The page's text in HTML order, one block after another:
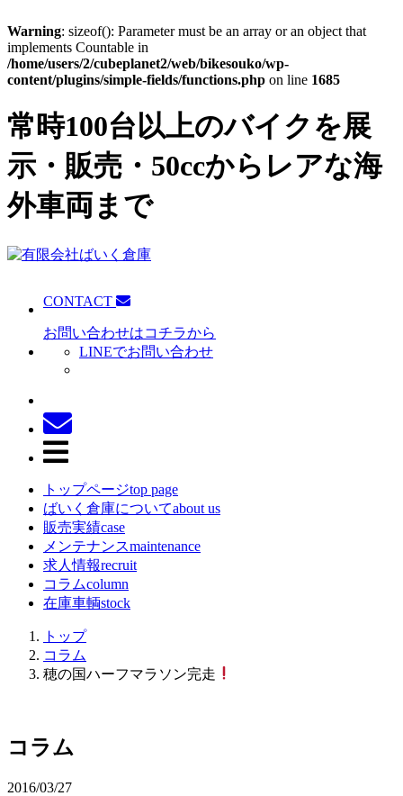
Warning: sizeof(): Parameter must be an array or an object that
implements Countable in
/home/users/2/cubeplanet2/web/bikesouko/wp-
content/plugins/simple-fields/functions.php on line 1685
常時100台以上のバイクを展
示・販売・50ccからレアな海
外車両まで
CONTACT
お問い合わせはコチラから
LINEでお問い合わせ
トップページtop page
ばいく倉庫についてabout us
販売実績case
メンテナンスmaintenance
求人情報recruit
コラムcolumn
在庫車輌stock
トップ
コラム
穂の国ハーフマラソン完走
コラム
2016/03/27